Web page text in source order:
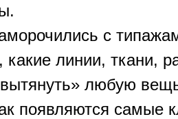
с
линии, ткани,
любую
появляются самые